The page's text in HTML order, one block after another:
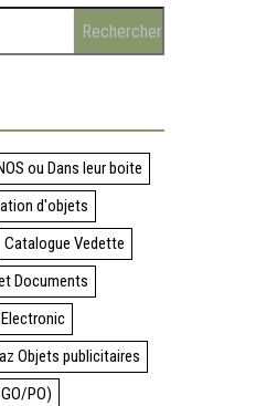
ou Dans leur boite
d'objets
Catalogue Vedette
Documents
Objets publicitaires
PO)